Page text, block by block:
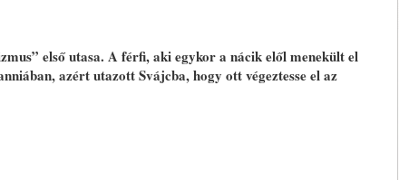
első utasa. A férfi, aki egykor a nácik elől menekült el
azért utazott Svájcba, hogy ott végeztesse el az